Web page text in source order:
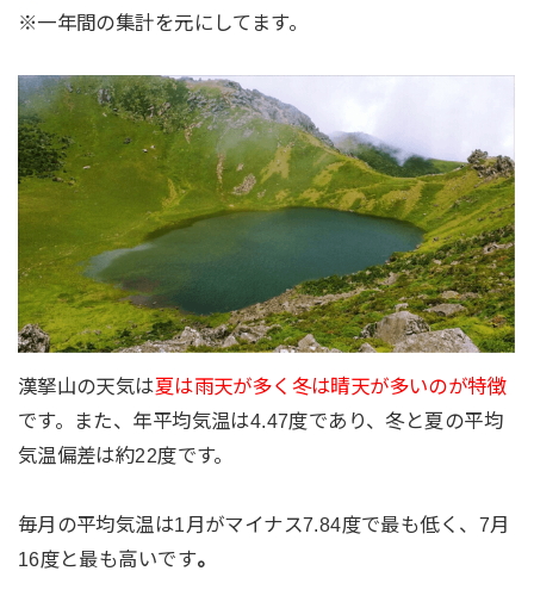
※一年間の集計を元にしてます。
漢拏山の天気は夏は雨天が多く冬は晴天が多いのが特徴
です。また、 年平均気温は4.47度であり、冬と夏の平均
気温偏差は約22度です。
毎月の平均気温は1月がマイナス7.84度で最も低く、7月
16度と最も高いです。